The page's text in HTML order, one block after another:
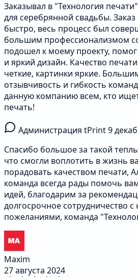
Заказывал в "Технология
для серебрянной свадьбы.
быстро, весь процесс был
большим профессионализмом
подошел к моему проекту,
и яркий дизайн. Качество
четкие, картинки яркие.
отзывчивость и гибкость
данную компанию всем, кто
печать!
Администрация tPrint9
Спасибо большое за такой
что смогли воплотить в жизнь
порадовать качеством печати,
команда всегда рады помочь
идей, благодарим за
долгосрочное сотрудничество
пожеланиями, команда
Maxim
27 августа 2024